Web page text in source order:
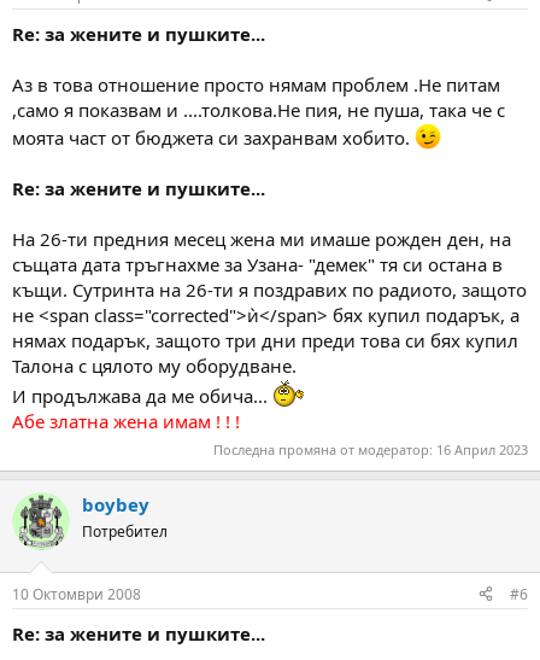
Re: за жените и пушките...
Аз в това отношение просто нямам проблем .Не питам
,само я показвам и ....толкова.Не пия, не пуша, така че с
моята част от бюджета си захранвам хобито.
Re: за жените и пушките...
На 26-ти предния месец жена ми имаше рожден ден, на
същата дата тръгнахме за Узана- "демек" тя си остана в
къщи. Сутринта на 26-ти я поздравих по радиото, защото
не <span class="corrected">ѝ</span> бях купил подарък, а
нямах подарък, защото три дни преди това си бях купил
Талона с цялото му оборудване.
И продължава да ме обича...
Абе златна жена имам ! ! !
Последна промяна от модератор: 16 Април 2023
boybey
Потребител
10 Октомври 2008 #6
Re: за жените и пушките...